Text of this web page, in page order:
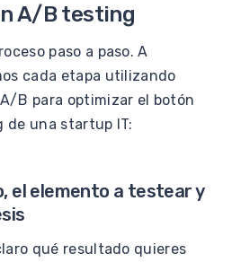
A/B testing
paso a paso. A
cada etapa utilizando
B para optimizar el botón
de una startup IT:
el elemento a testear y
qué resultado quieres